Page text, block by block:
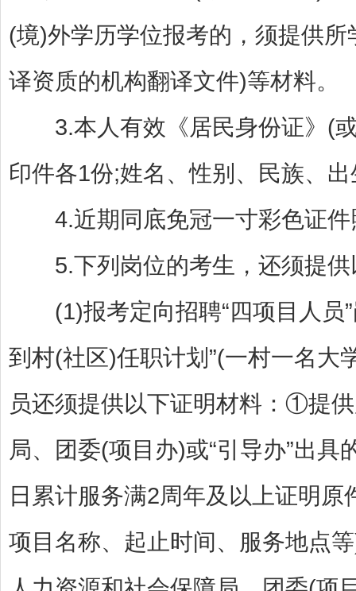
(境)外学历学位报考的，须提供
译资质的机构翻译文件)等材料。
3.本人有效《居民身份证》(或
印件各1份;姓名、性别、民族、
4.近期同底免冠一寸彩色证件
5.下列岗位的考生，还须提供
(1)报考定向招聘“四项目人员”
到村(社区)任职计划”(一村一名大
员还须提供以下证明材料：①提
局、团委(项目办)或“引导办”出
日累计服务满2周年及以上证明
项目名称、起止时间、服务地点